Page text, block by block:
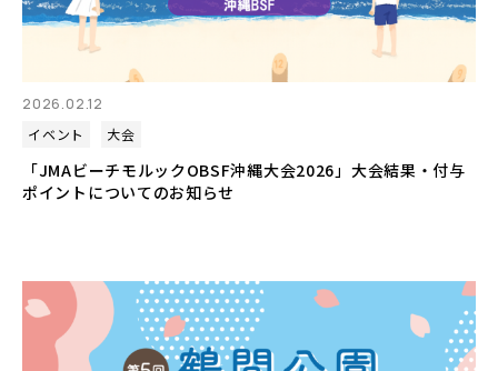
2026.02.12
イベント
大会
「JMAビーチモルックOBSF沖縄大会2026」大会結果・付与
ポイントについてのお知らせ